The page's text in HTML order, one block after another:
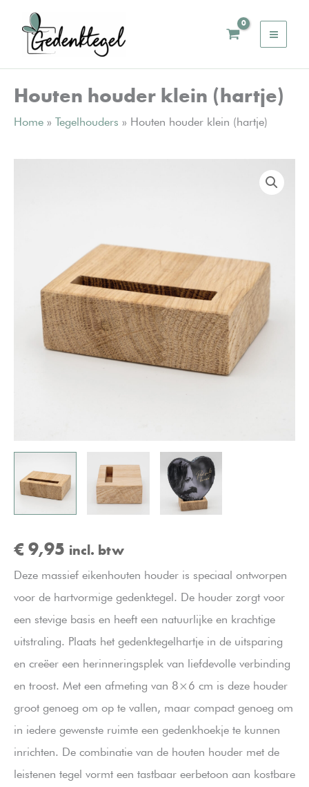
Houten houder klein (hartje)
Home » Tegelhouders » Houten houder klein (hartje)
€ 9,95 incl. btw
Deze massief eikenhouten houder is speciaal ontworpen
voor de hartvormige gedenktegel. De houder zorgt voor
een stevige basis en heeft een natuurlijke en krachtige
uitstraling. Plaats het gedenktegelhartje in de uitsparing
en creëer een herinneringsplek van liefdevolle verbinding
en troost. Met een afmeting van 8×6 cm is deze houder
groot genoeg om op te vallen, maar compact genoeg om
in iedere gewenste ruimte een gedenkhoekje te kunnen
inrichten. De combinatie van de houten houder met de
leistenen tegel vormt een tastbaar eerbetoon aan kostbare